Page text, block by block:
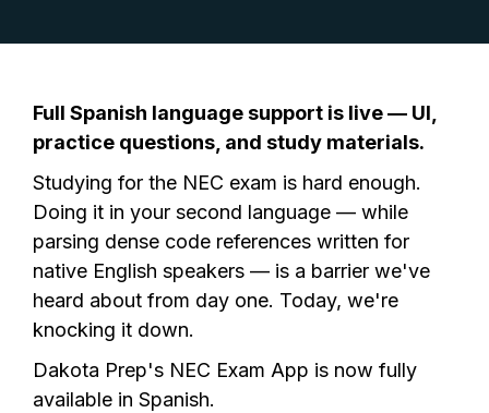
Full Spanish language support is live — UI,
practice questions, and study materials.
Studying for the NEC exam is hard enough.
Doing it in your second language — while
parsing dense code references written for
native English speakers — is a barrier we've
heard about from day one. Today, we're
knocking it down.
Dakota Prep's NEC Exam App is now fully
available in Spanish.